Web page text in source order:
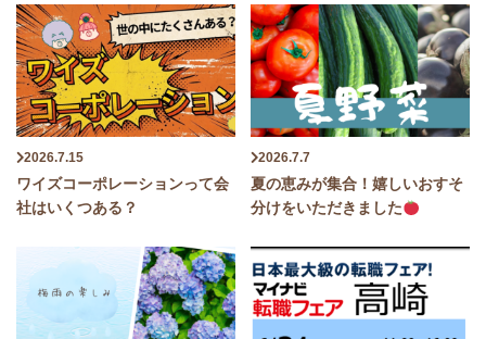
2026.7.15
ワイズコーポレーションって会
社はいくつある？
2026.7.7
夏の恵みが集合！嬉しいおすそ
分けをいただきました